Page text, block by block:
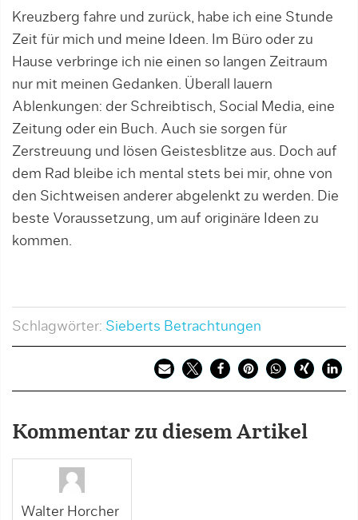
Kreuzberg fahre und zurück, habe ich eine Stunde
Zeit für mich und meine Ideen. Im Büro oder zu
Hause verbringe ich nie einen so langen Zeitraum
nur mit meinen Gedanken. Überall lauern
Ablenkungen: der Schreibtisch, Social Media, eine
Zeitung oder ein Buch. Auch sie sorgen für
Zerstreuung und lösen Geistesblitze aus. Doch auf
dem Rad bleibe ich mental stets bei mir, ohne von
den Sichtweisen anderer abgelenkt zu werden. Die
beste Voraussetzung, um auf originäre Ideen zu
kommen.
Schlagwörter: Sieberts Betrachtungen
Kommentar zu diesem Artikel
Walter Horcher